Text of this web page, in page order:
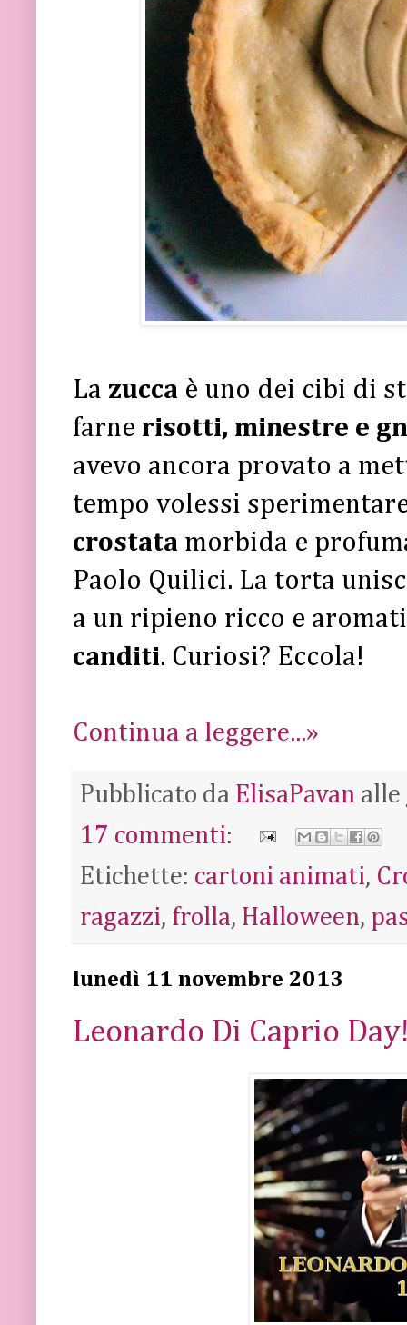
La zucca è uno dei cibi di
farne risotti, minestre e
avevo ancora provato a
tempo volessi
crostata morbida e
Paolo Quilici. La torta
a un ripieno ricco e
canditi. Curiosi? Eccola!
Continua a leggere...»
Pubblicato da ElisaPavan alle
17 commenti:
Etichette: cartoni animati,
ragazzi, frolla, Halloween,
lunedì 11 novembre 2013
Leonardo Di Caprio